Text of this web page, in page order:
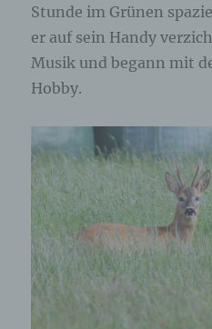
Stunde im Grünen
er auf sein Handy
Musik und begann mit
Hobby.
Die Internetseite enthält
Vorschriften Angaben, die
elektronische
Unternehmen sowie eine
Kommunikation mit uns
sogenannten
Adresse) umfasst. Sofern
per E-Mail oder über ein
Kontakt mit dem für die
Verantwortlichen
betroffenen Person
personenbezogenen
gespeichert. Solche auf
betroffenen Person an
Verantwortlichen
personenbezogenen
Bearbeitung oder der
betroffenen Person